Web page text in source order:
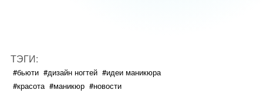
ТЭГИ:
#бьюти #дизайн ногтей #идеи маникюра
#красота #маникюр #новости